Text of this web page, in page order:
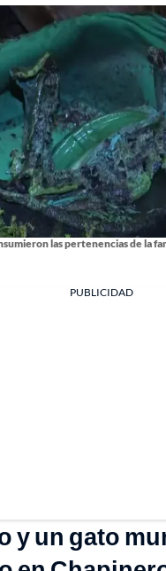
las pertenencias de la
PUBLICIDAD
y un gato